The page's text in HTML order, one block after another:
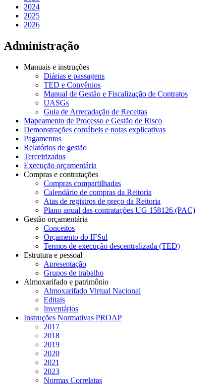
2024
2025
2026
Administração
Manuais e instruções
Diárias e passagens
TED e Convênios
Manual de Gestão e Fiscalização de Contratos
UASGs
Guia de Arrecadação de Receitas
Mapeamento de Processo e Gestão de Risco
Demonstrações contábeis e notas explicativas
Pagamentos
Relatórios de gestão
Terceirizados
Execução orçamentária
Compras e contratações
Compras compartilhadas
Calendário de compras da Reitoria
Atas de registros de preço da Reitoria
Plano anual das contratações UG 158126 (PAC)
Gestão orçamentária
Conceitos
Orçamento do IFSul
Termos de execução descentralizada (TED)
Estrutura e pessoal
Apresentação
Grupos de trabalho
Almoxarifado e patrimônio
Almoxarifado Virtual Nacional
Editais
Inventários
Instruções Normativas PROAP
2017
2018
2019
2020
2021
2023
Normas Correlatas